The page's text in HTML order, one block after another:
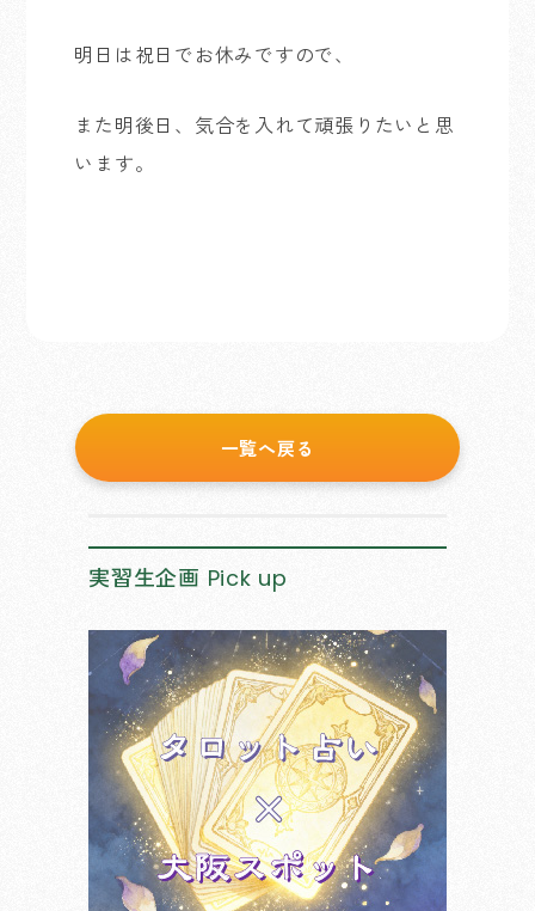
明日は祝日でお休みですので、
また明後日、気合を入れて頑張りたいと思
います。
一覧へ戻る
実習生企画 Pick up